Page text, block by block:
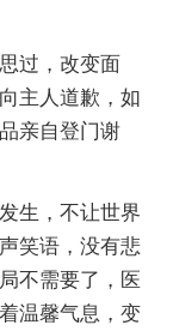
过，改变面
主人道歉，如
亲自登门谢
生，不让世界
笑语，没有悲
不需要了，医
温馨气息，变